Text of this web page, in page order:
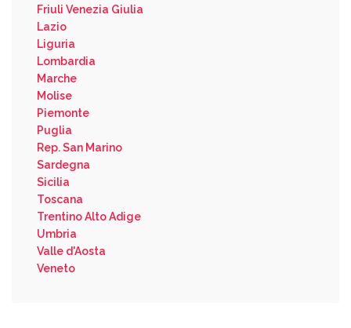
Friuli Venezia Giulia
Lazio
Liguria
Lombardia
Marche
Molise
Piemonte
Puglia
Rep. San Marino
Sardegna
Sicilia
Toscana
Trentino Alto Adige
Umbria
Valle d'Aosta
Veneto